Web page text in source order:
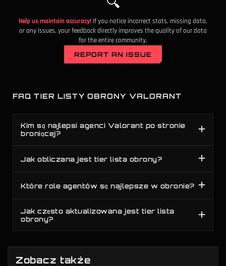
Help us maintain accuracy! If you notice incorrect stats, missing data,
or any issues, your feedback directly improves the quality of our data
for the entire community.
REPORT AN ISSUE
FAQ TIER LISTY OBRONY VALORANT
Kim są najlepsi agenci Valorant po stronie
broniącej?
Jak obliczana jest tier lista obrony?
Które role agentów są najlepsze w obronie?
Jak często aktualizowana jest tier lista
obrony?
Zobacz także